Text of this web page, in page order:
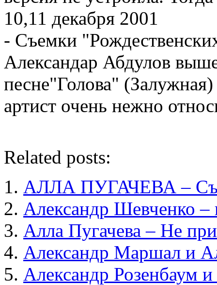
10,11 декабря 2001
- Съемки
Александар Абдулов
песне"Голова" (Залужная)
артист очень нежно
Related posts:
АЛЛА ПУГАЧЕВА –
Александр Шевченко –
Алла Пугачева – Не
Александр Маршал и
Александр Розенбаум